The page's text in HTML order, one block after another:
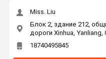
Miss. Liu
Блок 2, здание 212,
дороги Xinhua,
18740495845